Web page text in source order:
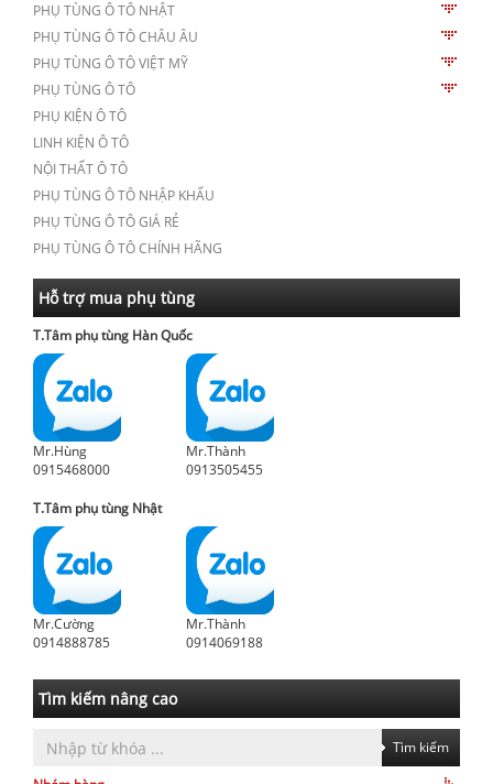
PHỤ TÙNG Ô TÔ NHẬT
PHỤ TÙNG Ô TÔ CHÂU ÂU
PHỤ TÙNG Ô TÔ VIỆT MỸ
PHỤ TÙNG Ô TÔ
PHỤ KIỆN Ô TÔ
LINH KIỆN Ô TÔ
NỘI THẤT Ô TÔ
PHỤ TÙNG Ô TÔ NHẬP KHẨU
PHỤ TÙNG Ô TÔ GIÁ RẺ
PHỤ TÙNG Ô TÔ CHÍNH HÃNG
Hỗ trợ mua phụ tùng
T.Tâm phụ tùng Hàn Quốc
Mr.Hùng
0915468000
Mr.Thành
0913505455
T.Tâm phụ tùng Nhật
Mr.Cường
0914888785
Mr.Thành
0914069188
Tìm kiếm nâng cao
Tìm kiếm